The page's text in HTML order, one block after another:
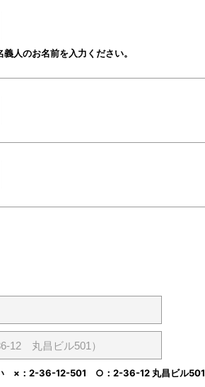
人のお名前を入力ください。
い ×：2-36-12-501 ○：2-36-12 丸昌ビル501